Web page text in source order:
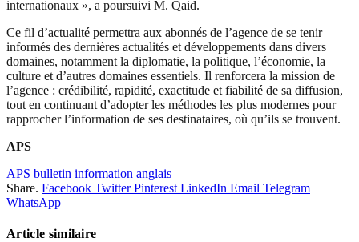
internationaux », a poursuivi M. Qaid.
Ce fil d’actualité permettra aux abonnés de l’agence de se tenir
informés des dernières actualités et développements dans divers
domaines, notamment la diplomatie, la politique, l’économie, la
culture et d’autres domaines essentiels. Il renforcera la mission de
l’agence : crédibilité, rapidité, exactitude et fiabilité de sa diffusion,
tout en continuant d’adopter les méthodes les plus modernes pour
rapprocher l’information de ses destinataires, où qu’ils se trouvent.
APS
APS bulletin information anglais
Share. Facebook Twitter Pinterest LinkedIn Email Telegram
WhatsApp
Article similaire